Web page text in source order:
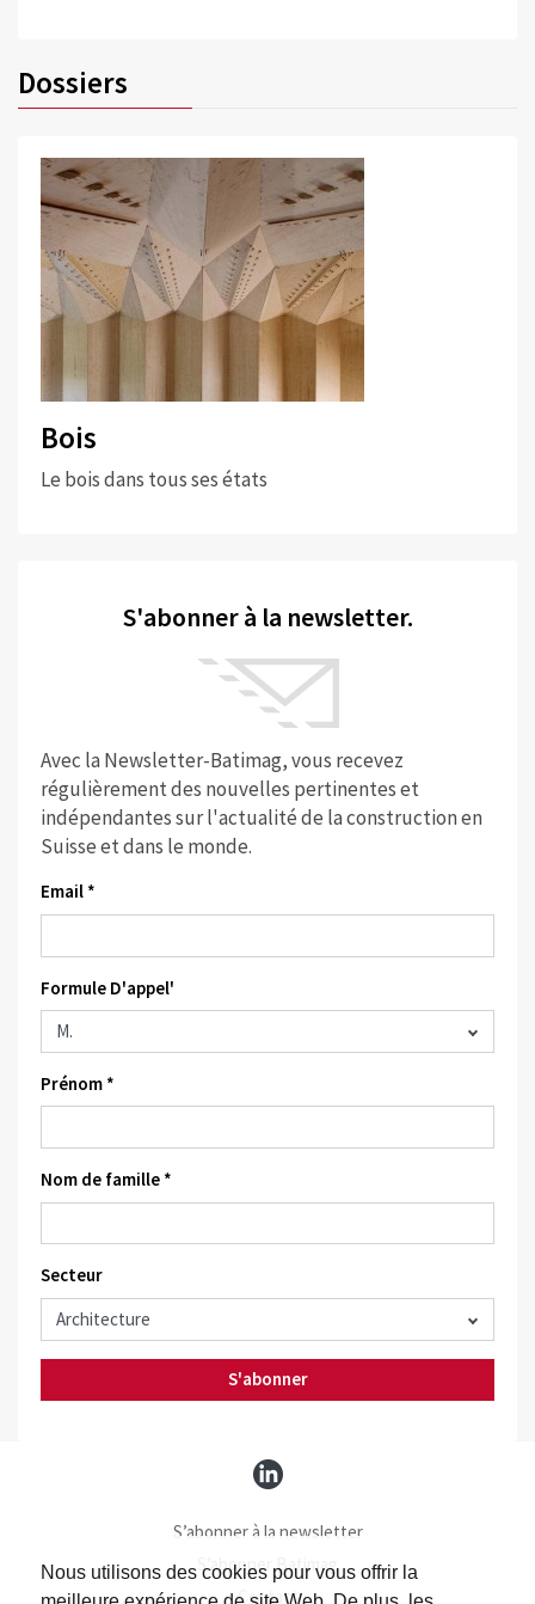
Nous utilisons des cookies pour vous offrir la
Dossiers
Bois
Le bois dans tous ses états
S'abonner à la newsletter.
Avec la Newsletter-Batimag, vous recevez
régulièrement des nouvelles pertinentes et
indépendantes sur l'actualité de la construction en
Suisse et dans le monde.
Email *
Formule D'appel'
Prénom *
Nom de famille *
Secteur
S'abonner
S’abonner à la newsletter
S’abonner Batimag
Contact